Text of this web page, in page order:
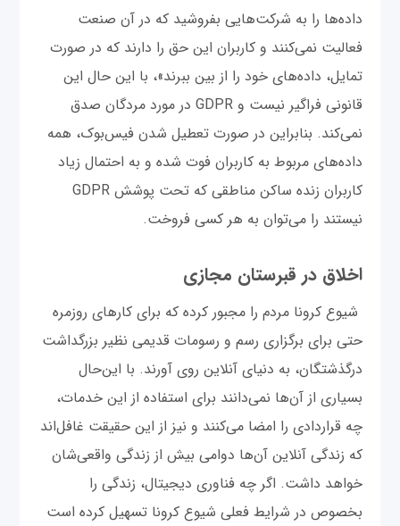
داده‌ها را به شرکت‌هایی بفروشید که در آن صنعت
فعالیت نمی‌کنند و کاربران این حق را دارند که در صورت
تمایل، داده‌های خود را از بین ببرند»، با این حال این
قانونی فراگیر نیست و GDPR در مورد مردگان صدق
نمی‌کند. بنابراین در صورت تعطیل شدن فیس‌بوک، همه
داده‌های مربوط به کاربران فوت شده و به احتمال زیاد
کاربران زنده ساکن مناطقی که تحت پوشش GDPR
نیستند را می‌توان به هر کسی فروخت.
اخلاق در قبرستان مجازی
شیوع کرونا مردم را مجبور کرده که برای کارهای روزمره
حتی برای برگزاری رسم و رسومات قدیمی نظیر بزرگداشت
درگذشتگان، به دنیای آنلاین روی آورند. با این‌حال
بسیاری از آن‌ها نمی‌دانند برای استفاده از این خدمات،
چه قراردادی را امضا می‌کنند و نیز از این حقیقت غافل‌‌اند
که زندگی‌ آنلاین‌ آن‌ها دوامی بیش از زندگی واقعی‌شان
خواهد داشت. اگر چه فناوری دیجیتال، زندگی را
بخصوص در شرایط فعلی شیوع کرونا تسهیل کرده است